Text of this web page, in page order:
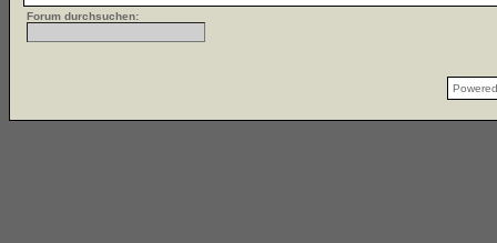
Forum durchsuchen: